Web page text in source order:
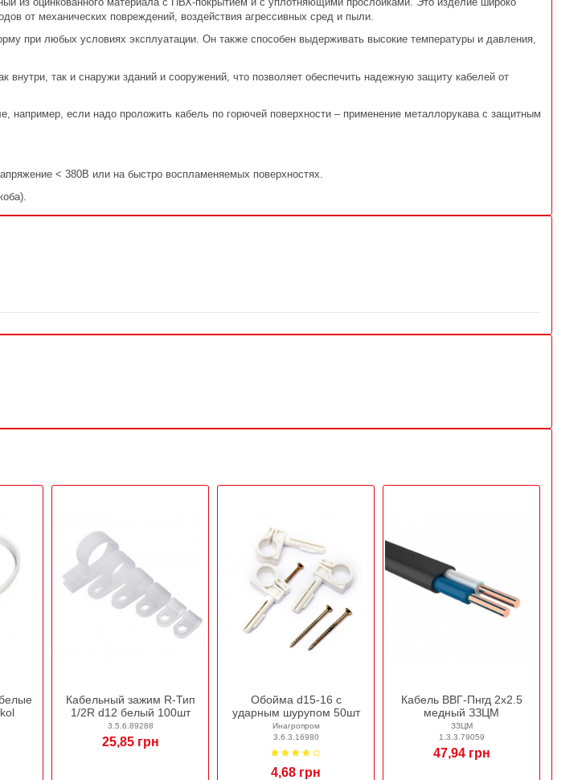
от механических повреждений, воздействия агрессивных сред и пыли.
при любых условиях эксплуатации. Он также способен выдерживать высокие температуры и давления,
так и снаружи зданий и сооружений, что позволяет обеспечить надежную защиту кабелей от
например, если надо проложить кабель по горючей поверхности – применение металлорукава с защитным
< 380В или на быстро воспламеняемых поверхностях.
Кабельный зажим R-Тип
1/2R d12 белый 100шт
3.5.6.89288
25,85 грн
Обойма d15-16 с
ударным шурупом 50шт
Инагропром
3.6.3.16980
4,68 грн
Кабель ВВГ-Пнгд 2х2.5
медный ЗЗЦМ
ЗЗЦМ
1.3.3.79059
47,94 грн